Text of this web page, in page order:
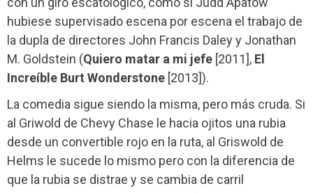
hubiese supervisado escena por escena el trabajo de
la dupla de directores John Francis Daley y Jonathan
M. Goldstein (Quiero matar a mi jefe [2011], El
Increíble Burt Wonderstone [2013]).
La comedia sigue siendo la misma, pero más cruda. Si
al Griwold de Chevy Chase le hacia ojitos una rubia
desde un convertible rojo en la ruta, al Griswold de
Helms le sucede lo mismo pero con la diferencia de
que la rubia se distrae y se cambia de carril